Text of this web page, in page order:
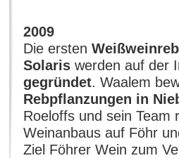
2009
Die ersten
Solaris werden auf der
gegründet. Waalem
Rebpflanzungen in
Roeloffs und sein Team
Weinanbaus auf Föhr
Ziel Föhrer Wein zum